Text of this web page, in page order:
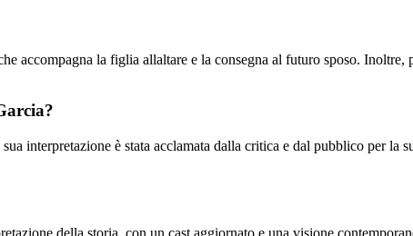
accompagna la figlia allaltare e la consegna al futuro sposo. Inoltre,
interpretazione è stata acclamata dalla critica e dal pubblico per la
della storia, con un cast aggiornato e una visione